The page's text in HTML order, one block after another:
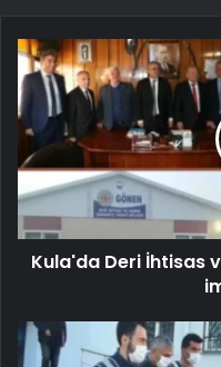
Kula'da Deri İhtisas